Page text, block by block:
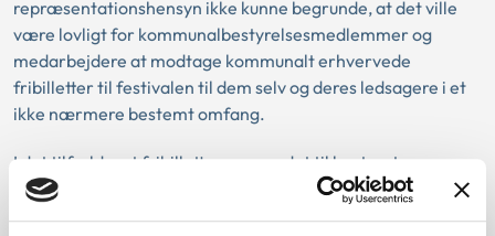
repræsentationshensyn ikke kunne begrunde, at det ville
være lovligt for kommunalbestyrelsesmedlemmer og
medarbejdere at modtage kommunalt erhvervede
fribilletter til festivalen til dem selv og deres ledsagere i et
ikke nærmere bestemt omfang.
I det tilfælde, at fribilletterne var ydet til bestemte
medlemmer af kommunalbestyrelsen, faldt det uden for
statsforvaltningens kompetence at udtale sig om